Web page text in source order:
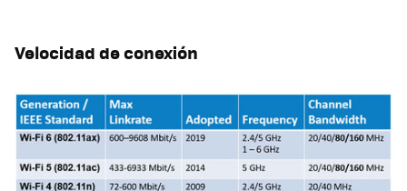
Velocidad de conexión